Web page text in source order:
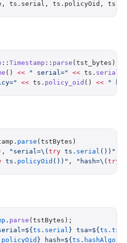
ts.serial, ts.policyOid,
:: Timestamp :: parse (tst_bytes);
() << " serial=" << ts. serial
<< ts. policy_oid () << "
parse (tstBytes)
"serial=\( try ts. serial ()) "
ts. policyOid ()) " , "hash=\( try
. parse (tstBytes);
${ ts . serial } tsa=${ ts .
policyOid } hash=${ ts .